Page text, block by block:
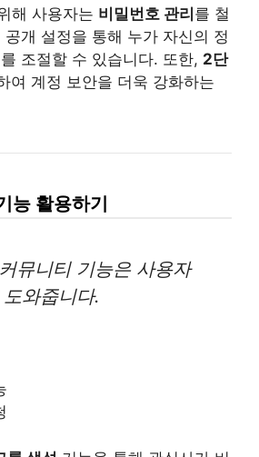
해 사용자는 비밀번호 관리를 철
개 설정을 통해 누가 자신의 정
조절할 수 있습니다. 또한, 2단
여 계정 보안을 더욱 강화하는
능 활용하기
뮤니티 기능은 사용자
와줍니다.